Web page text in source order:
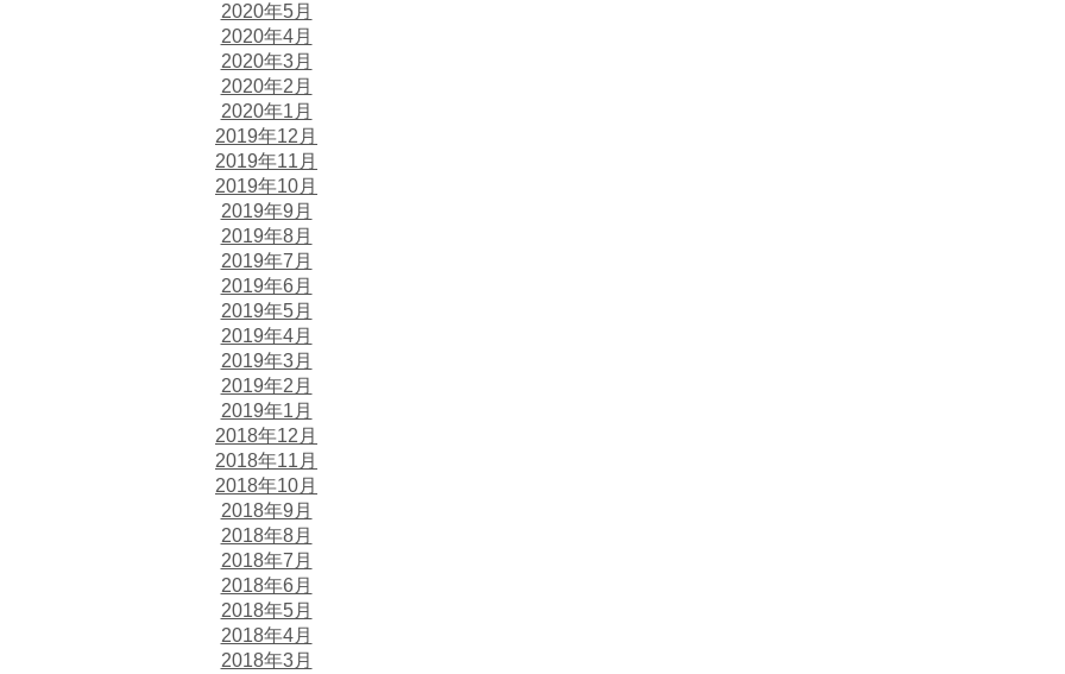
2020年5月
2020年4月
2020年3月
2020年2月
2020年1月
2019年12月
2019年11月
2019年10月
2019年9月
2019年8月
2019年7月
2019年6月
2019年5月
2019年4月
2019年3月
2019年2月
2019年1月
2018年12月
2018年11月
2018年10月
2018年9月
2018年8月
2018年7月
2018年6月
2018年5月
2018年4月
2018年3月